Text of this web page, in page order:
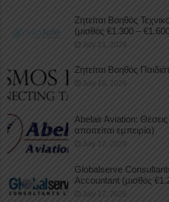
Ζητείται Βοηθός
(μισθός €1.300 –
July 21, 2026
Ζητείται Βοηθός
July 18, 2026
Abelair Aviation:
απαιτείται εμπειρία)
July 17, 2026
Globalserve
Accountant (μισθός
July 17, 2026